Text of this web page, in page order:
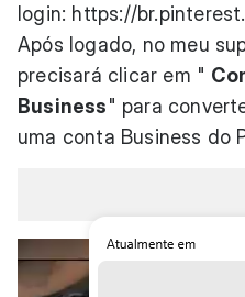
login: https://
Após logado, no meu
precisará clicar em "
Business" para
uma conta Business do